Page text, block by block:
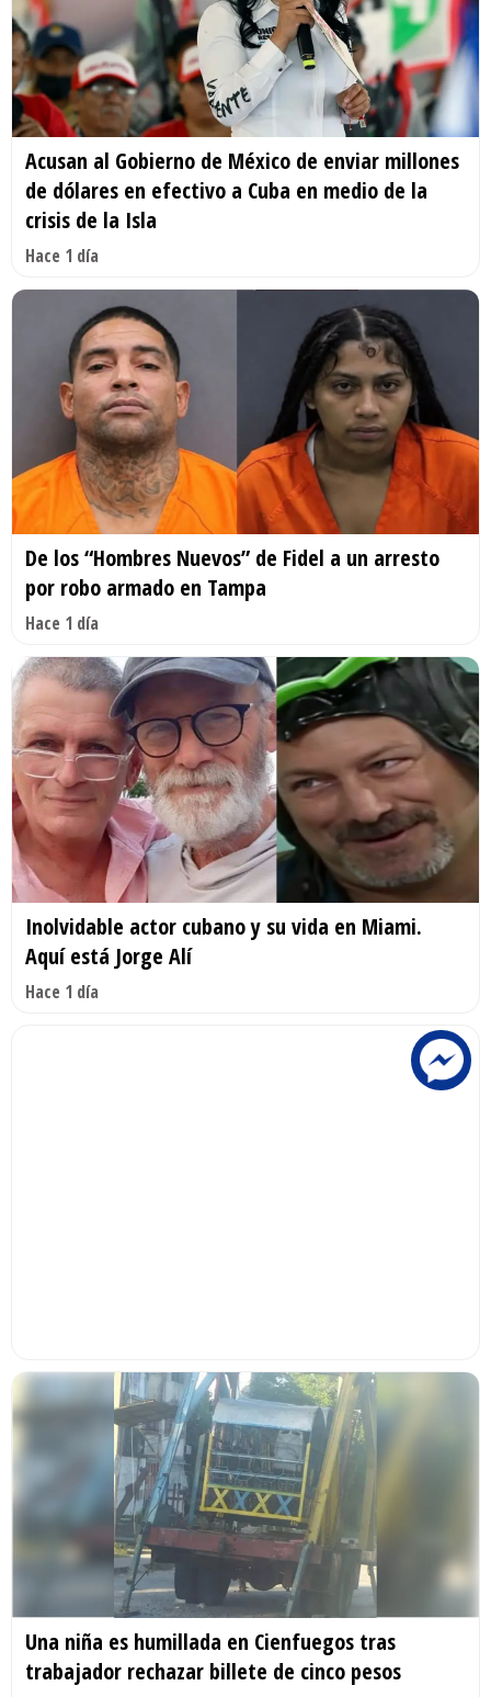
Acusan al Gobierno de México de enviar millones
de dólares en efectivo a Cuba en medio de la
crisis de la Isla
Hace 1 día
De los “Hombres Nuevos” de Fidel a un arresto
por robo armado en Tampa
Hace 1 día
Inolvidable actor cubano y su vida en Miami.
Aquí está Jorge Alí
Hace 1 día
Una niña es humillada en Cienfuegos tras
trabajador rechazar billete de cinco pesos